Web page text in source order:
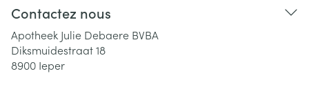
Contactez nous
Apotheek Julie Debaere BVBA
Diksmuidestraat 18
8900 Ieper